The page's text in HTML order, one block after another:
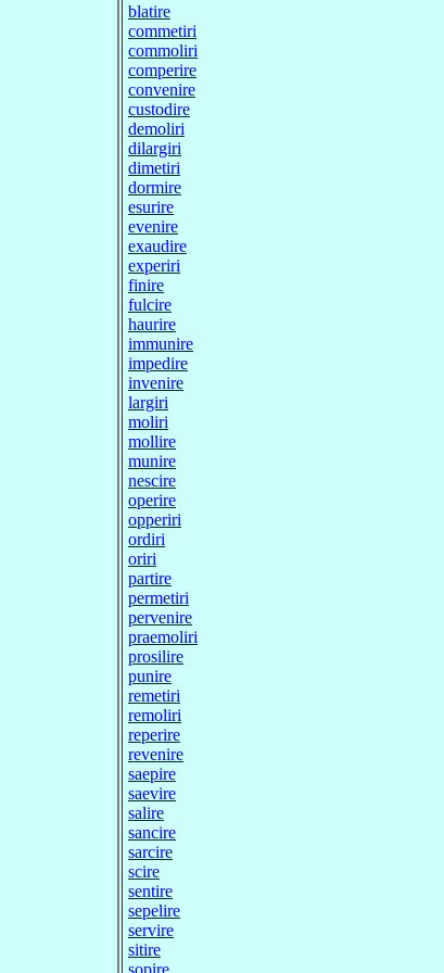
blatire
commetiri
commoliri
comperire
convenire
custodire
demoliri
dilargiri
dimetiri
dormire
esurire
evenire
exaudire
experiri
finire
fulcire
haurire
immunire
impedire
invenire
largiri
moliri
mollire
munire
nescire
operire
opperiri
ordiri
oriri
partire
permetiri
pervenire
praemoliri
prosilire
punire
remetiri
remoliri
reperire
revenire
saepire
saevire
salire
sancire
sarcire
scire
sentire
sepelire
servire
sitire
sopire